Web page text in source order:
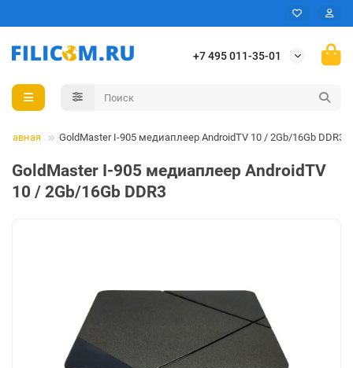
+7 495 011-35-01
Главная GoldMaster I-905 медиаплеер AndroidTV 10 / 2Gb/16Gb DDR3
GoldMaster I-905 медиаплеер AndroidTV
10 / 2Gb/16Gb DDR3